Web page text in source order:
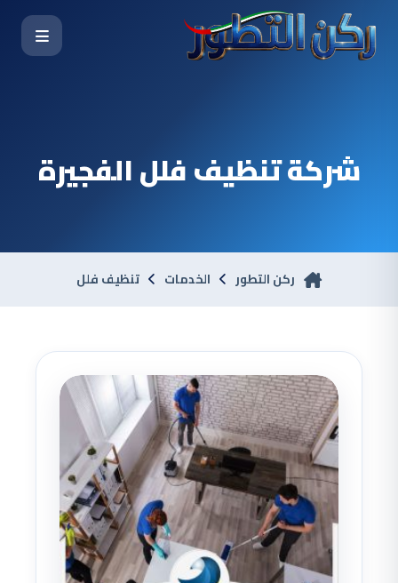
شركة تنظيف فلل الفجيرة
ركن التطور الخدمات تنظيف فلل